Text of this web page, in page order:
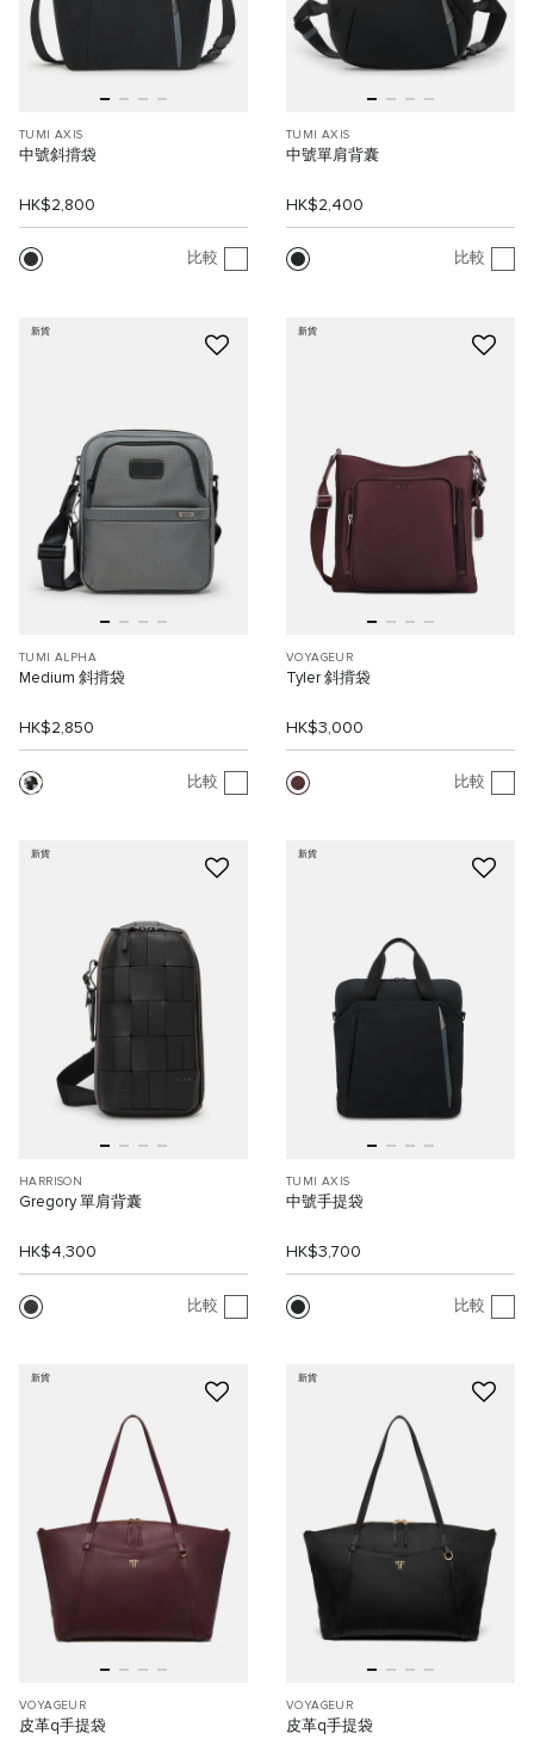
TUMI AXIS
中號斜揹袋
HK$2,800
比較
TUMI AXIS
中號單肩背囊
HK$2,400
比較
新貨
TUMI ALPHA
Medium 斜揹袋
HK$2,850
比較
新貨
VOYAGEUR
Tyler 斜揹袋
HK$3,000
比較
新貨
HARRISON
Gregory 單肩背囊
HK$4,300
比較
新貨
TUMI AXIS
中號手提袋
HK$3,700
比較
新貨
VOYAGEUR
皮革q手提袋
新貨
VOYAGEUR
皮革q手提袋